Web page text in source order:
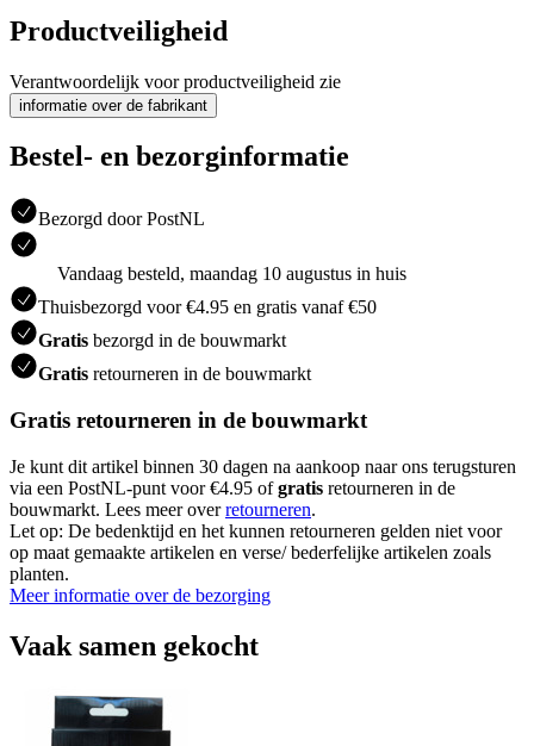
Productveiligheid
Verantwoordelijk voor productveiligheid zie
informatie over de fabrikant
Bestel- en bezorginformatie
Bezorgd door PostNL
Vandaag besteld, maandag 10 augustus in huis
Thuisbezorgd voor €4.95 en gratis vanaf €50
Gratis bezorgd in de bouwmarkt
Gratis retourneren in de bouwmarkt
Gratis retourneren in de bouwmarkt
Je kunt dit artikel binnen 30 dagen na aankoop naar ons terugsturen
via een PostNL-punt voor €4.95 ofgratis retourneren in de
bouwmarkt. Lees meer overretourneren.
Let op: De bedenktijd en het kunnen retourneren gelden niet voor
op maat gemaakte artikelen en verse/ bederfelijke artikelen zoals
planten.
Meer informatie over de bezorging
Vaak samen gekocht